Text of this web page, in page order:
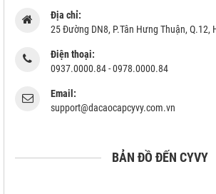
Địa chỉ:
25 Đường DN8, P.Tân Hưng Thuận, Q.12,
Điện thoại:
0937.0000.84 - 0978.0000.84
Email:
support@dacaocapcyvy.com.vn
BẢN ĐỒ ĐẾN CYVY